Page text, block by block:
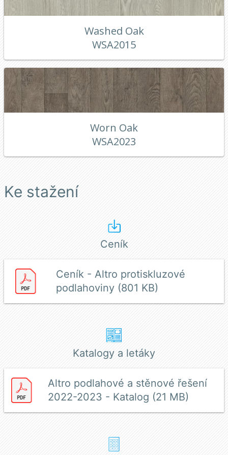
Washed Oak
WSA2015
Worn Oak
WSA2023
Ke stažení
Ceník
Ceník - Altro protiskluzové
podlahoviny (801 KB)
Katalogy a letáky
Altro podlahové a stěnové řešení
2022-2023 - Katalog (21 MB)